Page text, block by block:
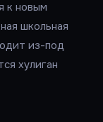
к новым
школьная
из-под
хулиган